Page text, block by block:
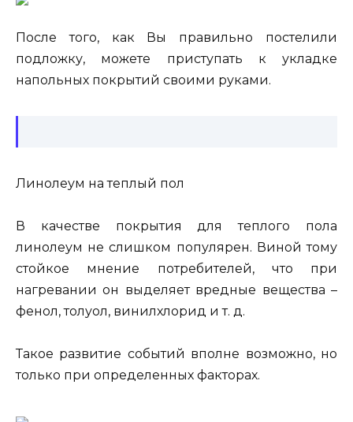
После того, как Вы правильно постелили
подложку, можете приступать к укладке
напольных покрытий своими руками.
Линолеум на теплый пол
В качестве покрытия для теплого пола
линолеум не слишком популярен. Виной тому
стойкое мнение потребителей, что при
нагревании он выделяет вредные вещества –
фенол, толуол, винилхлорид и т. д.
Такое развитие событий вполне возможно, но
только при определенных факторах.